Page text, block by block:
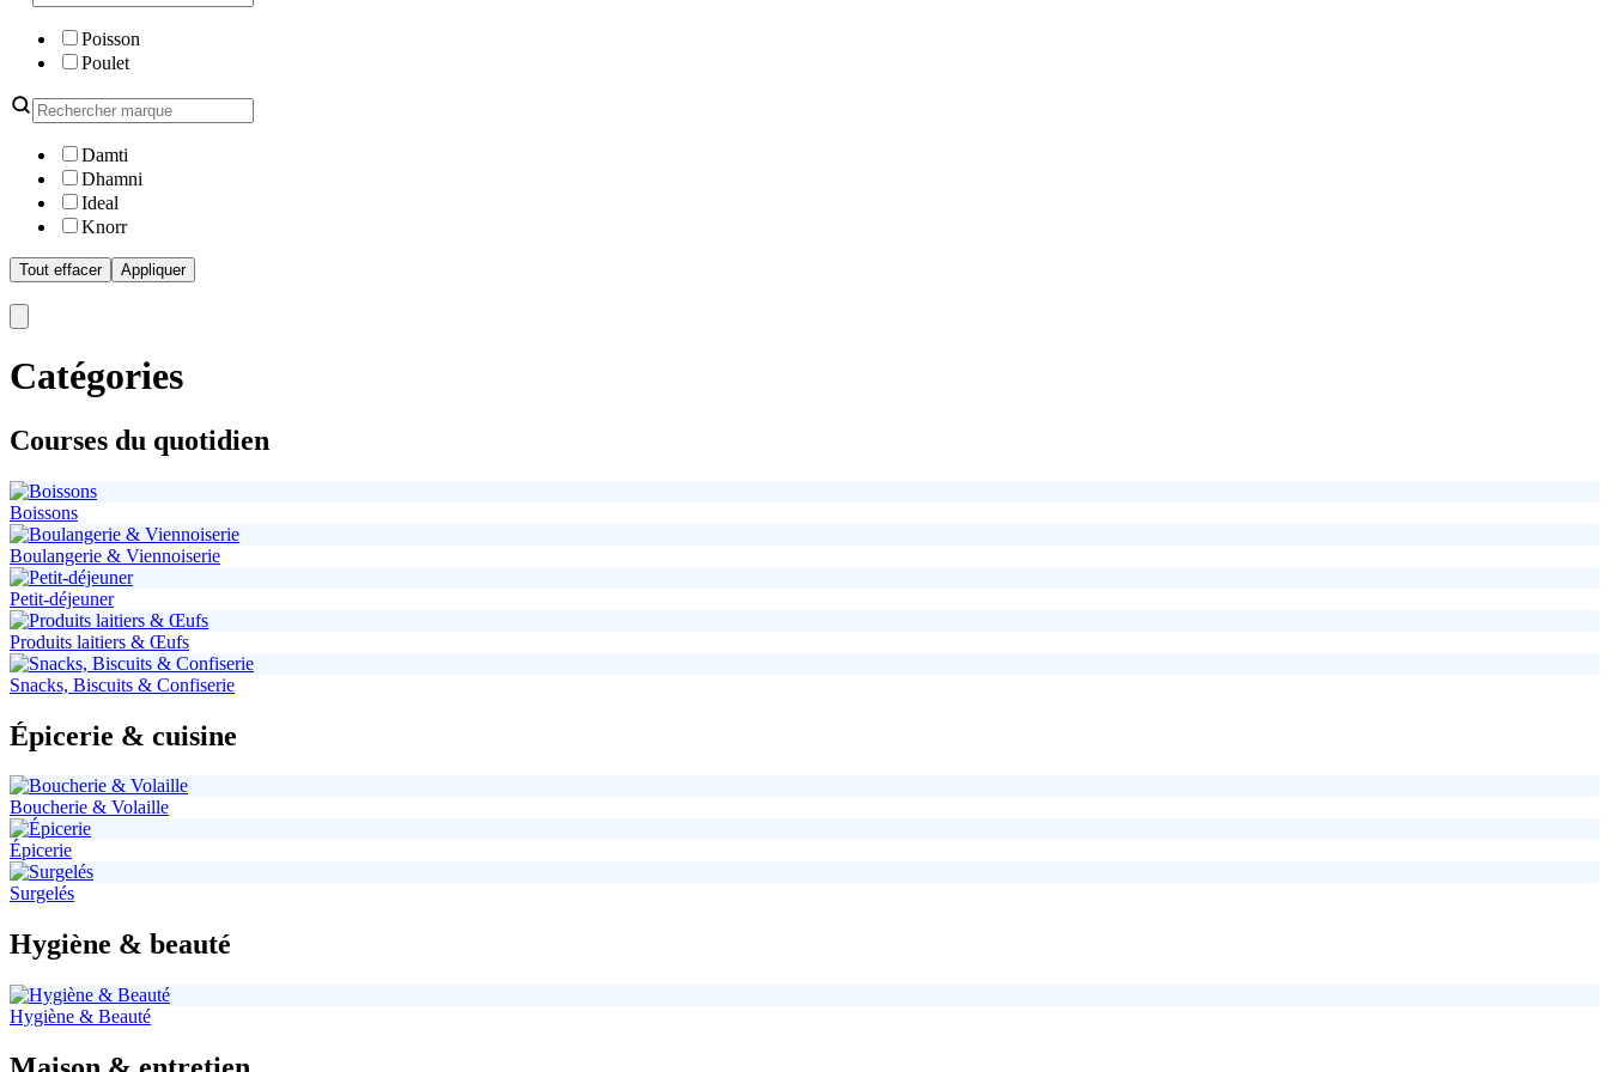
Poisson
Poulet
Damti
Dhamni
Ideal
Knorr
Tout effacer Appliquer
Catégories
Courses du quotidien
Boissons
Boulangerie & Viennoiserie
Petit-déjeuner
Produits laitiers & Œufs
Snacks, Biscuits & Confiserie
Épicerie & cuisine
Boucherie & Volaille
Épicerie
Surgelés
Hygiène & beauté
Hygiène & Beauté